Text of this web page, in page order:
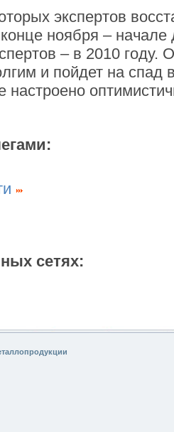
экспертов
ноября – начале
– в 2010 году.
и пойдет на
настроено
сетях: